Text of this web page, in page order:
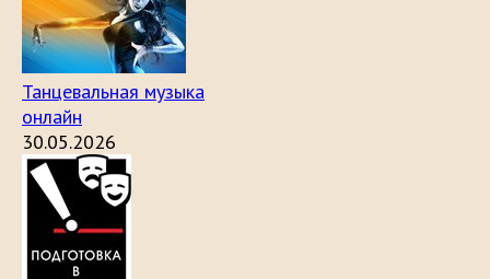
Танцевальная музыка
онлайн
30.05.2026